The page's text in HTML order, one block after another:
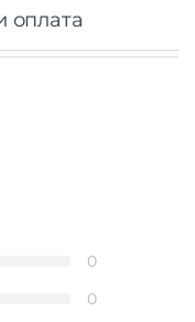
оплата
0
0